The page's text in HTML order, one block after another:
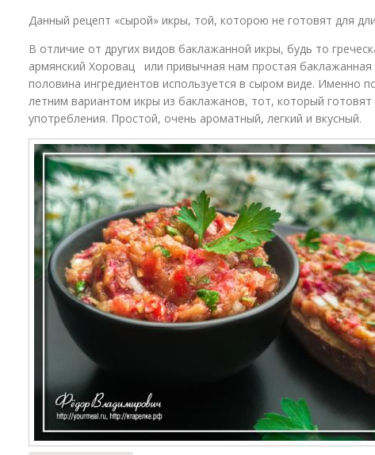
икра
Икры по госту
икра
Икры из
печеных
баклажанов
Икра через
Овощная
Баклажанная
технология
Жареная икра Густая
Кабачково-
баклажанная
икра
Икра с
помидорами
Домашняя
запеченных
баклажанов
Икры на зиму
для
икры
Ингредиенты
для икры
Нежная икра
Данный рецепт «сырой» икры, той, которою не готовят для
В отличие от других видов баклажанной икры, будь то
армянский Хоровац или привычная нам простая баклажанная
половина ингредиентов используется в сыром виде. Именно
летним вариантом икры из баклажанов, тот, который готовят
употребления. Простой, очень ароматный, легкий и вкусный.